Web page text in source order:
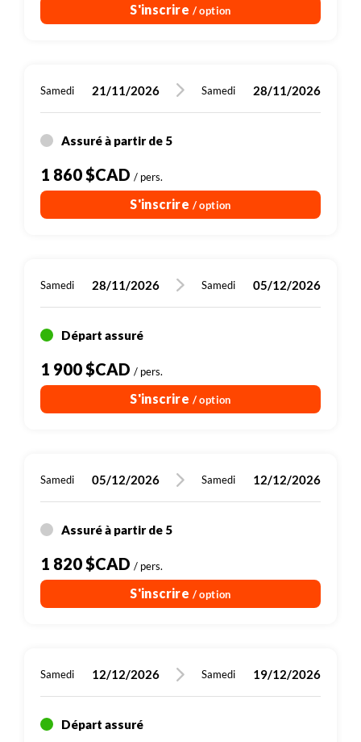
S'inscrire / option
Samedi 21/11/2026 Samedi 28/11/2026
Assuré à partir de 5
1 860 $CAD / pers.
S'inscrire / option
Samedi 28/11/2026 Samedi 05/12/2026
Départ assuré
1 900 $CAD / pers.
S'inscrire / option
Samedi 05/12/2026 Samedi 12/12/2026
Assuré à partir de 5
1 820 $CAD / pers.
S'inscrire / option
Samedi 12/12/2026 Samedi 19/12/2026
Départ assuré